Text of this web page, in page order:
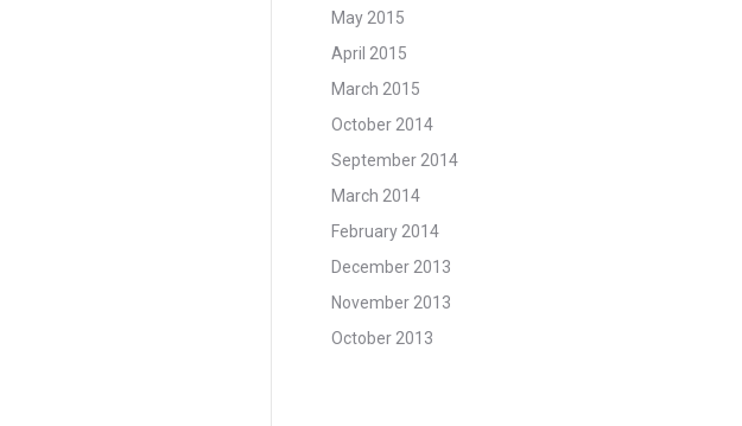
May 2015
April 2015
March 2015
October 2014
September 2014
March 2014
February 2014
December 2013
November 2013
October 2013